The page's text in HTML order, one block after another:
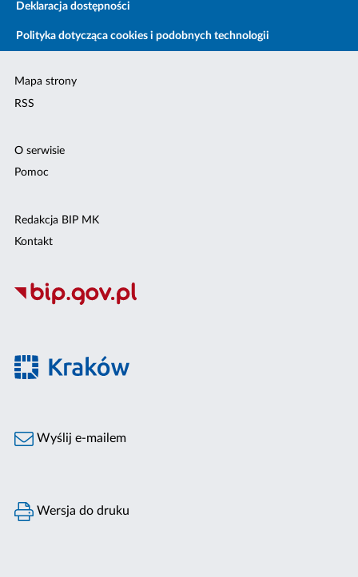
Deklaracja dostępności
Polityka dotycząca cookies i podobnych technologii
Mapa strony
RSS
O serwisie
Pomoc
Redakcja BIP MK
Kontakt
Wyślij e-mailem
Wersja do druku